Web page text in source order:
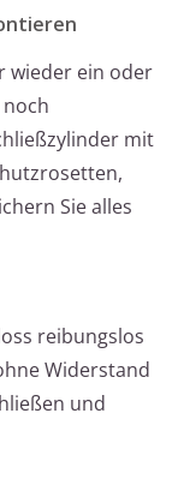
wieder ein oder
mit
Sie alles
reibungslos
Widerstand
und